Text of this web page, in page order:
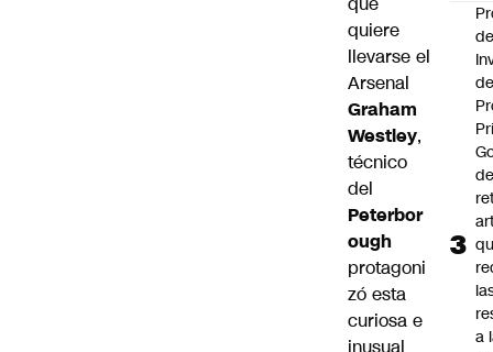
quiere
llevarse el
Arsenal
Graham
Westley,
técnico
del
Peterbor
ough
protagoni
zó esta
curiosa e
de
a